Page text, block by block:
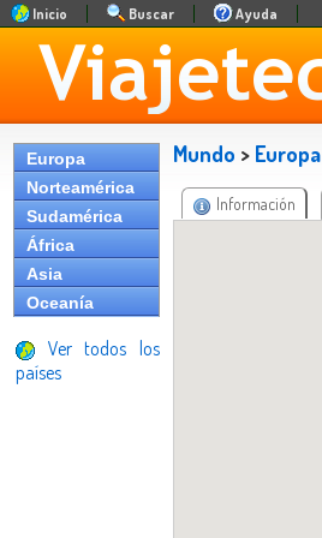
Inicio Buscar Ayuda
Europa
Norteamérica
Sudamérica
África
Asia
Oceanía
Ver todos los
países
Mundo > Europa
Información